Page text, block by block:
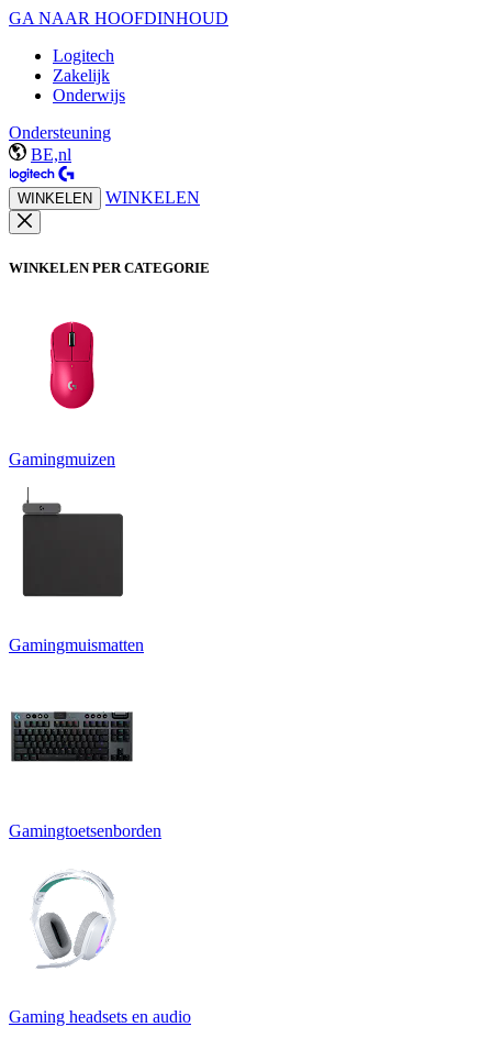
GA NAAR HOOFDINHOUD
Logitech
Zakelijk
Onderwijs
Ondersteuning
BE,nl
WINKELEN WINKELEN
WINKELEN PER CATEGORIE
Gamingmuizen
Gamingmuismatten
Gamingtoetsenborden
Gaming headsets en audio